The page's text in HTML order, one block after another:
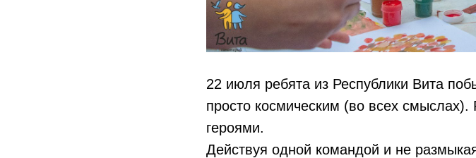
22 июля ребята из Республики Вита
просто космическим (во всех
героями.
Действуя одной командой и не